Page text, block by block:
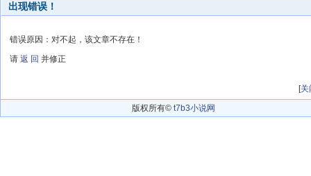
出现错误！
错误原因：对不起，该文章不存在！
请 返 回 并修正
[关
版权所有© t7b3小说网